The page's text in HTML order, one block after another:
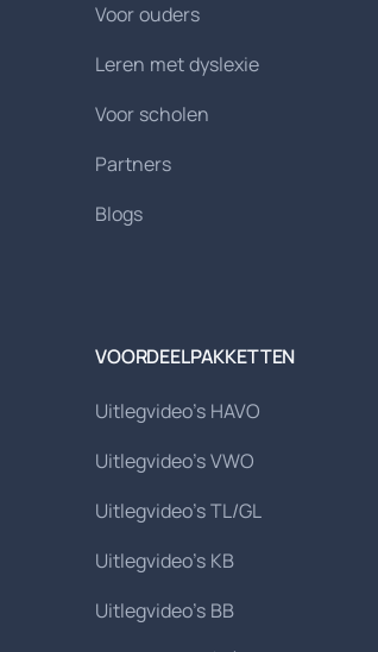
Voor ouders
Leren met dyslexie
Voor scholen
Partners
Blogs
VOORDEELPAKKETTEN
Uitlegvideo's HAVO
Uitlegvideo's VWO
Uitlegvideo's TL/GL
Uitlegvideo's KB
Uitlegvideo's BB